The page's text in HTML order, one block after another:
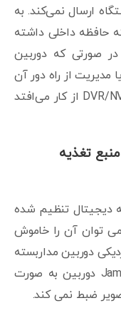
ارسال نمی‌کند. به
حافظه داخلی داشته
صورتی که دوربین
مدیریت از راه دور آن
فعال نباشد با خاموش شدن دستگاه DVR/NVR از کار می‌افتد
تغذیه
دیجیتال تنظیم شده
توان آن را خاموش
دوربین مداربسته
نیست. با استفاده از ابزاری مانند Jammer دوربین به صورت
ضبط نمی کند.